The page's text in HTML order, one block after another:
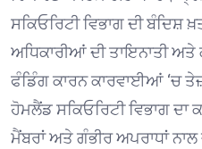
ਸਕਿਓਰਿਟੀ ਵਿਭਾਗ ਦੀ
ਅਧਿਕਾਰੀਆਂ ਦੀ ਤਾਇਨਾਤੀ
ਫੰਡਿੰਗ ਕਾਰਨ ਕਾਰਵਾਈਆਂ ‘ਚ
ਹੋਮਲੈਂਡ ਸਕਿਓਰਿਟੀ ਵਿਭਾਗ
ਮੈਂਬਰਾਂ ਅਤੇ ਗੰਭੀਰ ਅਪਰਾਧਾਂ